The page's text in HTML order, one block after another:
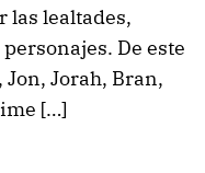
las lealtades,
De este
Jon, Jorah, Bran,
[…]